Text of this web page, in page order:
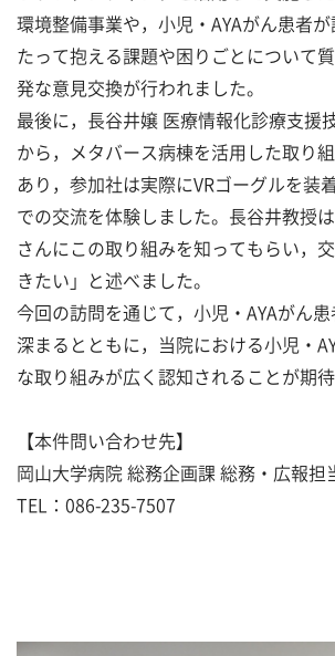
環境整備事業や，小児・AYAがん患者
たって抱える課題や困りごとについて
発な意見交換が行われました。
最後に，長谷井嬢 医療情報化診療支援
から，メタバース病棟を活用した取り
あり，参加社は実際にVRゴーグルを装
での交流を体験しました。長谷井教授
さんにこの取り組みを知ってもらい，
きたい」と述べました。
今回の訪問を通じて，小児・AYAがん
深まるとともに，当院における小児・
な取り組みが広く認知されることが期待
【本件問い合わせ先】
岡山大学病院 総務企画課 総務・広報担
TEL：086-235-7507